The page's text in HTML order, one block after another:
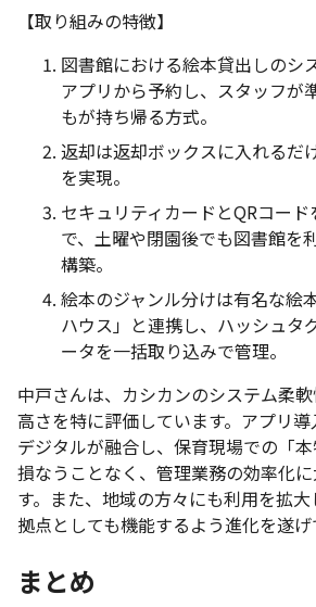
【取り組みの特徴】
図書館における絵本貸出しのシ
アプリから予約し、スタッフが
もが持ち帰る方式。
返却は返却ボックスに入れるだ
を実現。
セキュリティカードとQRコー
で、土曜や閉園後でも図書館を
構築。
絵本のジャンル分けは有名な絵
ハウス」と連携し、ハッシュタ
ータを一括取り込みで管理。
中戸さんは、カシカンのシステム柔
高さを特に評価しています。アプリ
デジタルが融合し、保育現場での「
損なうことなく、管理業務の効率化
す。また、地域の方々にも利用を拡
拠点としても機能するよう進化を遂げ
まとめ